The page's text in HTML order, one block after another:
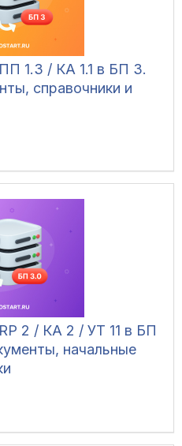
1.3 / КА 1.1 в БП 3.
справочники и
2 / КА 2 / УТ 11 в БП
начальные